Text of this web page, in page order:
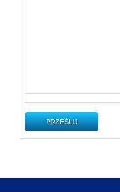
PRZEŚLIJ